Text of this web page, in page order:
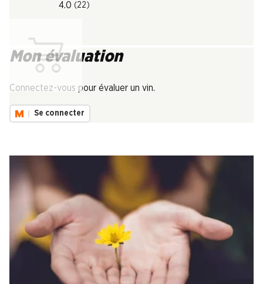
4.0 (22)
Mon évaluation
Connectez-vous pour évaluer un vin.
Se connecter